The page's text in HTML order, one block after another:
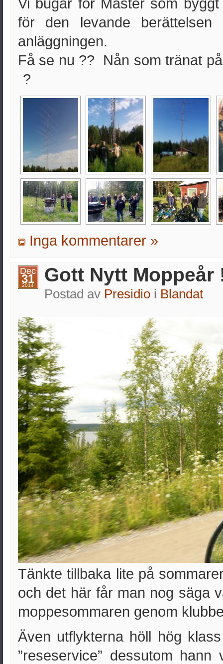
Vi bugar för Mäster som
för den levande berättelsen
anläggningen.
Få se nu ?? Nån som tränat
?
Inga kommentarer »
Dec
31
2014 Gott Nytt Moppeår
Postad av Presidioi Blandat
Tänkte tillbaka lite på
och det här får man nog säga
moppesommaren genom
Även utflykterna höll hög
”reseservice” dessutom